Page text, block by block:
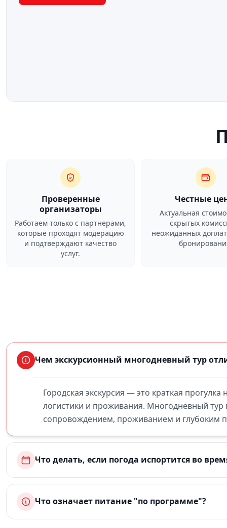
Проверенные
организаторы
Работаем только с партнерами,
которые проходят модерацию
и подтверждают качество
услуг.
Честные
Актуальная
скрытых
неожиданных
Чем экскурсионный многодневный тур
Городская экскурсия — это краткая
логистики и проживания. Многодневный
сопровождением, проживанием и глубоким
Что делать, если погода испортится во
Что означает питание "по программе"?